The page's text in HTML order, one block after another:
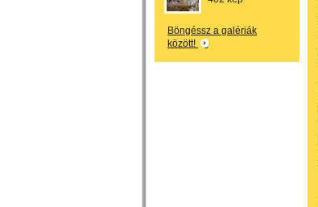
Böngéssz a galériák
között!